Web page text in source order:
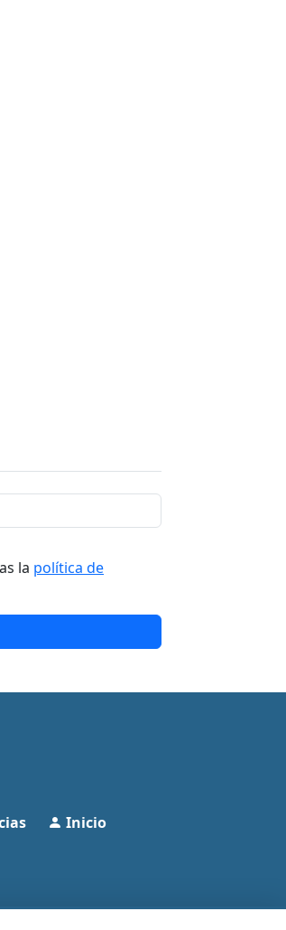
la política de
Inicio